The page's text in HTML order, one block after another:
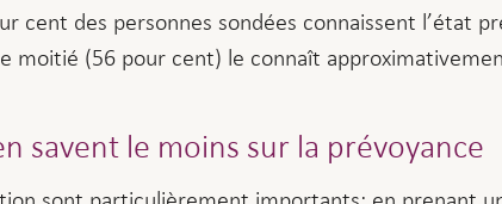
cent des personnes sondées connaissent l’état
moitié (56 pour cent) le connaît
savent le moins sur la prévoyance